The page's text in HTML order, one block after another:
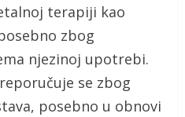
terapiji kao
zbog
njezinoj upotrebi.
se zbog
posebno u obnovi